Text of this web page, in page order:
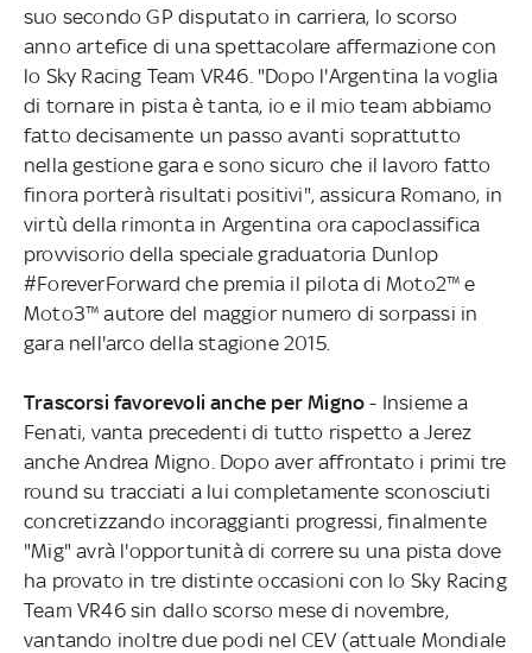
suo secondo GP disputato in carriera, lo scorso
anno artefice di una spettacolare affermazione con
lo Sky Racing Team VR46. "Dopo l'Argentina la voglia
di tornare in pista è tanta, io e il mio team abbiamo
fatto decisamente un passo avanti soprattutto
nella gestione gara e sono sicuro che il lavoro fatto
finora porterà risultati positivi", assicura Romano, in
virtù della rimonta in Argentina ora capoclassifica
provvisorio della speciale graduatoria Dunlop
#ForeverForward che premia il pilota di Moto2™ e
Moto3™ autore del maggior numero di sorpassi in
gara nell'arco della stagione 2015.
Trascorsi favorevoli anche per Migno - Insieme a
Fenati, vanta precedenti di tutto rispetto a Jerez
anche Andrea Migno. Dopo aver affrontato i primi tre
round su tracciati a lui completamente sconosciuti
concretizzando incoraggianti progressi, finalmente
"Mig" avrà l'opportunità di correre su una pista dove
ha provato in tre distinte occasioni con lo Sky Racing
Team VR46 sin dallo scorso mese di novembre,
vantando inoltre due podi nel CEV (attuale Mondiale